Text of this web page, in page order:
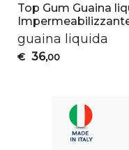
Top Gum Guaina
guaina liquida
€ 36,00